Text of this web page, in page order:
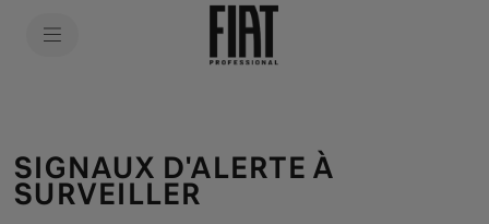
SIGNAUX D'ALERTE À
SURVEILLER